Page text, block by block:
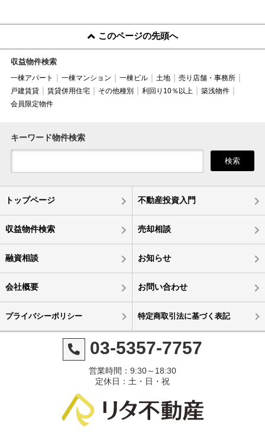
このページの先頭へ
収益物件検索
一棟アパート 一棟マンション 一棟ビル 土地
売り店舗・事務所
戸建賃貸
賃貸併用住宅 その他種別 利回り10％以上
築浅物件
会員限定物件
キーワード物件検索
検索
トップページ 不動産投資入門
収益物件検索 売却相談
融資相談 お知らせ
会社概要 お問い合わせ
プライバシーポリシー 特定商取引法に基づく表記
03-5357-7757
営業時間：9:30～18:30
定休日：土・日・祝